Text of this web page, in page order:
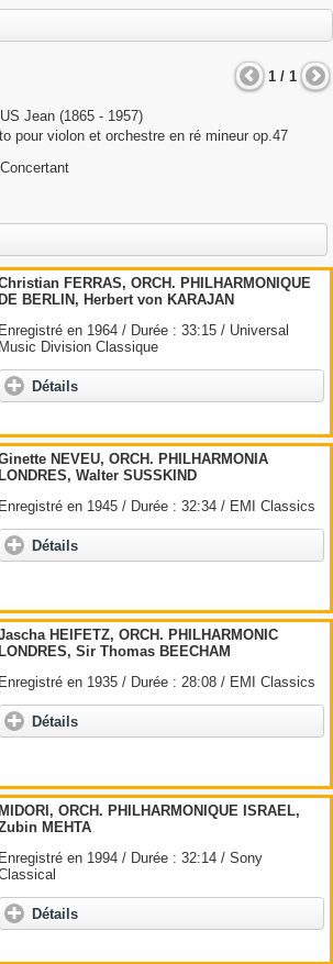
1 / 1
Jean (1865 - 1957)
pour violon et orchestre en ré mineur op.47
FERRAS, ORCH. PHILHARMONIQUE
DE BERLIN, Herbert von KARAJAN
Enregistré en 1964 / Durée : 33:15 / Universal
Music Division Classique
Détails
NEVEU, ORCH. PHILHARMONIA
LONDRES, Walter SUSSKIND
Enregistré en 1945 / Durée : 32:34 / EMI Classics
Détails
HEIFETZ, ORCH. PHILHARMONIC
LONDRES, Sir Thomas BEECHAM
Enregistré en 1935 / Durée : 28:08 / EMI Classics
Détails
MIDORI, ORCH. PHILHARMONIQUE ISRAEL,
MEHTA
Enregistré en 1994 / Durée : 32:14 / Sony
Détails